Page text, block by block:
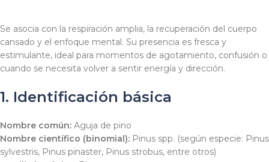
Se asocia con la respiración amplia, la recuperación del cuerpo
cansado y el enfoque mental. Su presencia es fresca y
estimulante, ideal para momentos de agotamiento, confusión o
cuando se necesita volver a sentir energía y dirección.
1. Identificación básica
Nombre común: Aguja de pino
Nombre científico (binomial): Pinus spp. (según especie: Pinus
sylvestris, Pinus pinaster, Pinus strobus, entre otros)